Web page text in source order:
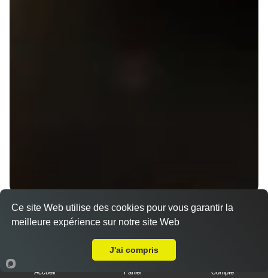
Menu V1 - Gyoza
Accueil Panier Compte
Ce site Web utilise des cookies pour vous garantir la
meilleure expérience sur notre site Web
J'ai compris